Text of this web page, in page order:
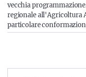
Resta sempre
vecchia
regionale all'Agricoltura
particolare